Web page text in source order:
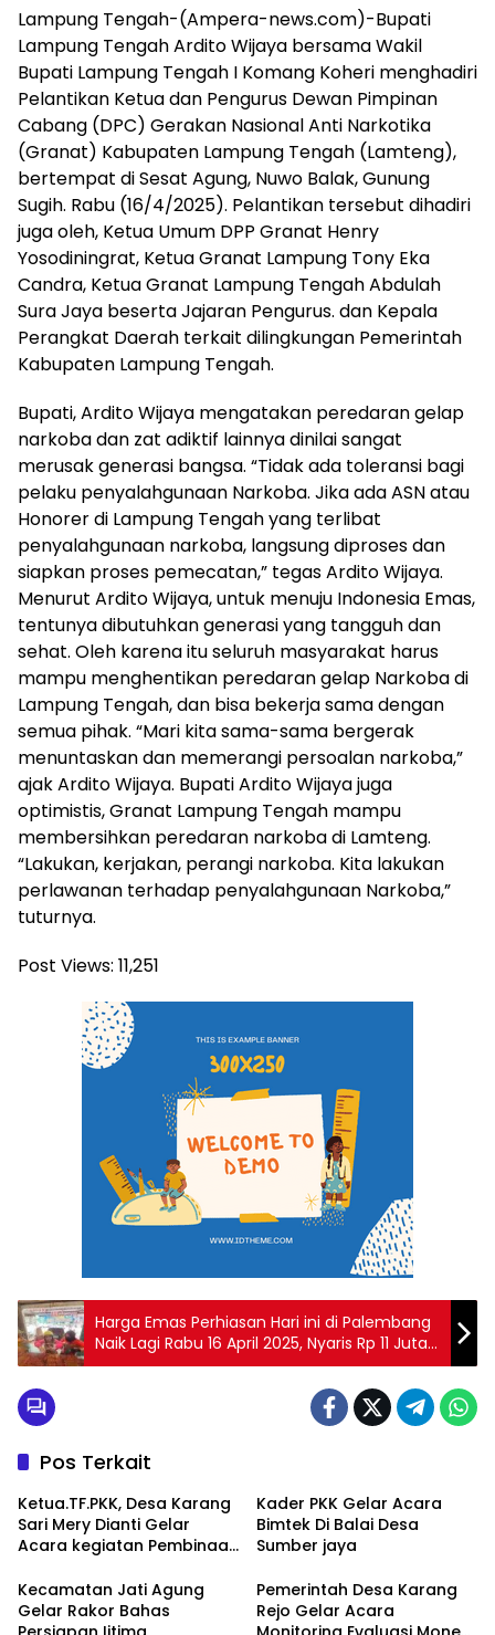
media
siber
lebih
eksklusif,
bergaya
trendi,
mengandung
unsur
edukasi,
gaya
hidup,
hiburan,
bebas
dari
SARA,
narkoba
berita
asusila
Cetak
dan
Online
Ampera
News
Lampung Tengah-(Ampera-news.com)-Bupati
Lampung Tengah Ardito Wijaya bersama Wakil
Bupati Lampung Tengah I Komang Koheri menghadiri
Pelantikan Ketua dan Pengurus Dewan Pimpinan
Cabang (DPC) Gerakan Nasional Anti Narkotika
(Granat) Kabupaten Lampung Tengah (Lamteng),
bertempat di Sesat Agung, Nuwo Balak, Gunung
Sugih. Rabu (16/4/2025). Pelantikan tersebut dihadiri
juga oleh, Ketua Umum DPP Granat Henry
Yosodiningrat, Ketua Granat Lampung Tony Eka
Candra, Ketua Granat Lampung Tengah Abdulah
Sura Jaya beserta Jajaran Pengurus. dan Kepala
Perangkat Daerah terkait dilingkungan Pemerintah
Kabupaten Lampung Tengah.
Bupati, Ardito Wijaya mengatakan peredaran gelap
narkoba dan zat adiktif lainnya dinilai sangat
merusak generasi bangsa. “Tidak ada toleransi bagi
pelaku penyalahgunaan Narkoba. Jika ada ASN atau
Honorer di Lampung Tengah yang terlibat
penyalahgunaan narkoba, langsung diproses dan
siapkan proses pemecatan,” tegas Ardito Wijaya.
Menurut Ardito Wijaya, untuk menuju Indonesia Emas,
tentunya dibutuhkan generasi yang tangguh dan
sehat. Oleh karena itu seluruh masyarakat harus
mampu menghentikan peredaran gelap Narkoba di
Lampung Tengah, dan bisa bekerja sama dengan
semua pihak. “Mari kita sama-sama bergerak
menuntaskan dan memerangi persoalan narkoba,”
ajak Ardito Wijaya. Bupati Ardito Wijaya juga
optimistis, Granat Lampung Tengah mampu
membersihkan peredaran narkoba di Lamteng.
“Lakukan, kerjakan, perangi narkoba. Kita lakukan
perlawanan terhadap penyalahgunaan Narkoba,”
tuturnya.
Post Views: 11,251
Harga Emas Perhiasan Hari ini di Palembang
Naik Lagi Rabu 16 April 2025, Nyaris Rp 11 Juta
per Suku Artikel ini telah tayang di
TribunSumsel.com dengan judul Harga
Emas Perhiasan Hari ini di Palembang Naik
Lagi Rabu 16 April 2025, Nyaris Rp 11 Juta per
Suku, buatlah judul di samping menjadi lebih
menarik
Pos Terkait
Ketua.TF.PKK, Desa Karang
Sari Mery Dianti Gelar
Acara kegiatan Pembinaan
Anggota Kader PKK
Kader PKK Gelar Acara
Bimtek Di Balai Desa
Sumber jaya
Kecamatan Jati Agung
Gelar Rakor Bahas
Pemerintah Desa Karang
Rejo Gelar Acara